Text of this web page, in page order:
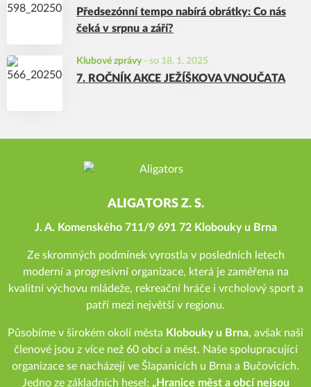
Předsezónní tempo nabírá obrátky: Co nás
čeká v srpnu a září?
Klubové zprávy - so 18. 1. 2025
7. ROČNÍK AKCE JEŽÍŠKOVA VNOUČATA
ALIGATORS Z. S.
J. A. Komenského 711/9 691 72 Klobouky u Brna
Ze skromných podmínek vyrostla v posledních letech
moderní a progresivní organizace, která je zaměřena na
kvalitní výchovu mládeže, rekreační hráče i vrcholový sport a
patří mezi největší v regionu.
Působíme v širokém okolí města Klobouky u Brna, avšak naši
členové jsou z více než 60 obcí a měst. Naše spolupracující
organizace se nacházejí ve Šlapanicích u Brna a Bučovicích.
Jedno ze základních hesel: „Hranice měst a obcí nejsou